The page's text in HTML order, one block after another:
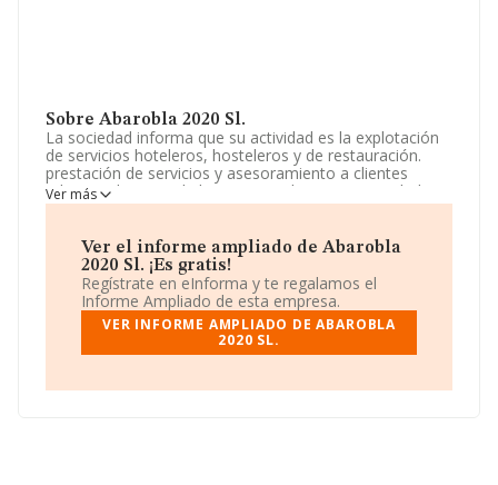
Sobre Abarobla 2020 Sl.
La sociedad informa que su actividad es la explotación
de servicios hoteleros, hosteleros y de restauración.
prestación de servicios y asesoramiento a clientes
relacionados con el alojamiento, desayuno y traslados.
el c.n.a.e. de su actividad principal es: 5590. otros
Mercantil como Sociedad Limitada. La actividad de
referencia CNAE corresponde a 'Alojamientos turísticos
y otros alojamientos de corta estancia', cuyo Código es
5520. No realiza actividad de importación y/o
exportación.
La empresaAbarobla 2020 S.L, B93374809, tiene su
núm. 1 Piso 1 Dr, (29005), Málaga, Andalucía.
Ver más
Ver el informe ampliado de Abarobla
2020 Sl. ¡Es gratis!
Regístrate en eInforma y te regalamos el
Informe Ampliado de esta empresa.
VER INFORME AMPLIADO DE ABAROBLA
2020 SL.